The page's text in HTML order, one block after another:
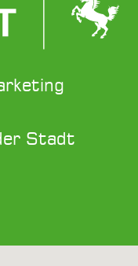
Stadt